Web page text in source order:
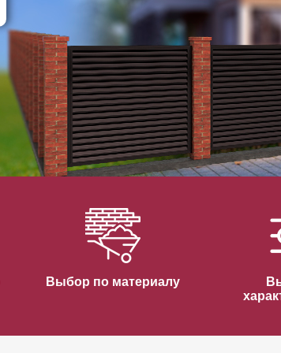
Горизонтальные заборы
Высокие заборы
Красивые, дизайнерские заборы
ВЫБОР ПО СПОСОБУ МОНТАЖА
Заборы под ключ
Готовые заборы
Быстровозводимые заборы
Выбор по материалу